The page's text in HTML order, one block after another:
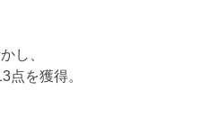
し、
点を獲得。